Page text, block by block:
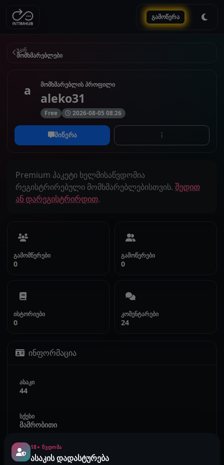
გამოწერა
უკან
მომხმარებლები
a მომხმარებლის პროფილი
aleko31
Free 2026-08-05 08:26
მიწერა
Premium პაკეტი ხელმისაწვდომია
რეგისტრირებული მომხმარებლებისთვის. შედით
ან დარეგისტრირდით.
გამომწერები
0
გამოწერები
0
ისტორიები
0
კომენტარები
24
ინფორმაცია
ასაკი
44
სქესი
მამრობითი
ორიენტაცია
ჰეტეროსექსუალი
18+ ᲬᲕᲓᲝᲛᲐ
ასაკის დადასტურება